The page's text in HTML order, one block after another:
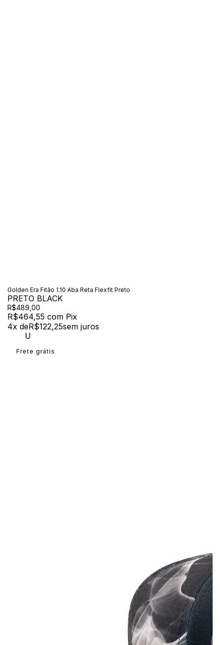
Golden Era Fitão 1.10 Aba Reta Flexfit Preto
PRETO BLACK
R$489,00
R$464,55 com Pix
4x deR$122,25sem juros
U
Frete grátis